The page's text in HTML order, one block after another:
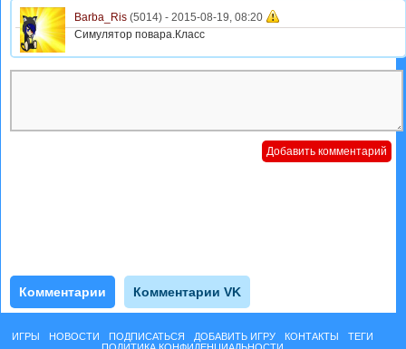
Barba_Ris (5014) - 2015-08-19, 08:20
Симулятор повара.Класс
Комментарии Комментарии VK
ИГРЫ НОВОСТИ ПОДПИСАТЬСЯ ДОБАВИТЬ ИГРУ КОНТАКТЫ
ТЕГИ